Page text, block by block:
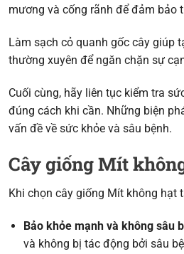
mương và cống rãnh để đảm bảo
Làm sạch cỏ quanh gốc cây giúp
thường xuyên để ngăn chặn sự
Cuối cùng, hãy liên tục kiểm tra
đúng cách khi cần. Những biện
vấn đề về sức khỏe và sâu bệnh.
Cây giống Mít
Khi chọn cây giống Mít không hạt
Bảo khỏe mạnh và không sâu
và không bị tác động bởi sâu